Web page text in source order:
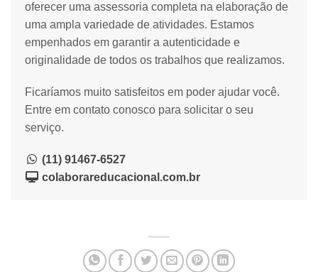
oferecer uma assessoria completa na elaboração de
uma ampla variedade de atividades. Estamos
empenhados em garantir a autenticidade e
originalidade de todos os trabalhos que realizamos.
Ficaríamos muito satisfeitos em poder ajudar você.
Entre em contato conosco para solicitar o seu
serviço.
(11) 91467-6527
colaborareducacional.com.br